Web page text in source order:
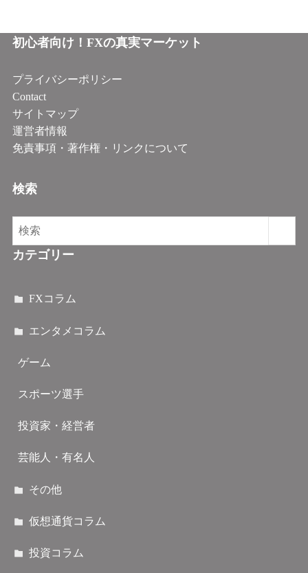
初心者向け！FXの真実マーケット
プライバシーポリシー
Contact
サイトマップ
運営者情報
免責事項・著作権・リンクについて
検索
カテゴリー
FXコラム
エンタメコラム
ゲーム
スポーツ選手
投資家・経営者
芸能人・有名人
その他
仮想通貨コラム
投資コラム